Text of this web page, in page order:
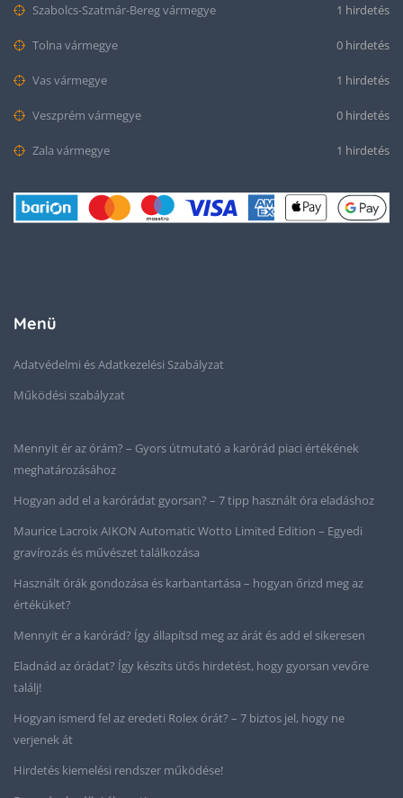
Szabolcs-Szatmár-Bereg vármegye 1 hirdetés
Tolna vármegye 0 hirdetés
Vas vármegye 1 hirdetés
Veszprém vármegye 0 hirdetés
Zala vármegye 1 hirdetés
Menü
Adatvédelmi és Adatkezelési Szabályzat
Működési szabályzat
Mennyit ér az órám? – Gyors útmutató a karórád piaci értékének
meghatározásához
Hogyan add el a karórádat gyorsan? – 7 tipp használt óra eladáshoz
Maurice Lacroix AIKON Automatic Wotto Limited Edition – Egyedi
gravírozás és művészet találkozása
Használt órák gondozása és karbantartása – hogyan őrizd meg az
értéküket?
Mennyit ér a karórád? Így állapítsd meg az árát és add el sikeresen
Eladnád az órádat? Így készíts ütős hirdetést, hogy gyorsan vevőre
találj!
Hogyan ismerd fel az eredeti Rolex órát? – 7 biztos jel, hogy ne
verjenek át
Hirdetés kiemelési rendszer működése!